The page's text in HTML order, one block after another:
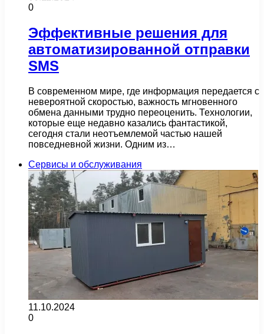
0
Эффективные решения для
автоматизированной отправки
SMS
В современном мире, где информация передается с
невероятной скоростью, важность мгновенного
обмена данными трудно переоценить. Технологии,
которые еще недавно казались фантастикой,
сегодня стали неотъемлемой частью нашей
повседневной жизни. Одним из…
Сервисы и обслуживания
11.10.2024
0